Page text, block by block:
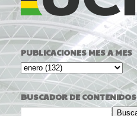
PUBLICACIONES MES A MES
BUSCADOR DE CONTENIDOS